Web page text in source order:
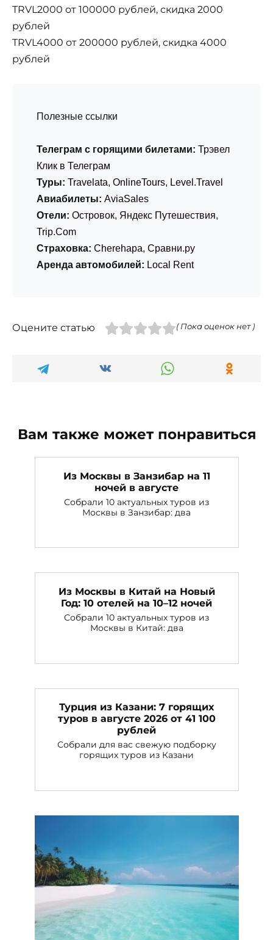
TRVL2000 от 100000 рублей, скидка 2000
рублей
TRVL4000 от 200000 рублей, скидка 4000
рублей
Полезные ссылки
Телеграм с горящими билетами: Трэвел
Клик в Телеграм
Туры: Travelata, OnlineTours, Level.Travel
Авиабилеты: AviaSales
Отели: Островок, Яндекс Путешествия,
Trip.Com
Страховка: Cherehapa, Сравни.ру
Аренда автомобилей: Local Rent
Оцените статью ( Пока оценок нет )
Вам также может понравиться
Из Москвы в Занзибар на 11
ночей в августе
Собрали 10 актуальных туров из
Москвы в Занзибар: два
Из Москвы в Китай на Новый
Год: 10 отелей на 10–12 ночей
Собрали 10 актуальных туров из
Москвы в Китай: два
Турция из Казани: 7 горящих
туров в августе 2026 от 41 100
рублей
Собрали для вас свежую подборку
горящих туров из Казани